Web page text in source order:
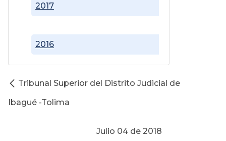
2016
2017
Tribunal Superior del Distrito Judicial de
Ibagué -Tolima
Julio 04 de 2018